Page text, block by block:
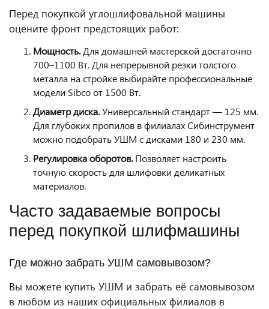
Перед покупкой углошлифовальной машины
оцените фронт предстоящих работ:
Мощность.Для домашней мастерской достаточно
700–1100 Вт. Для непрерывной резки толстого
металла на стройке выбирайте профессиональные
модели Sibco от 1500 Вт.
Диаметр диска.Универсальный стандарт — 125 мм.
Для глубоких пропилов в филиалах Сибинструмент
можно подобрать УШМ с дисками 180 и 230 мм.
Регулировка оборотов.Позволяет настроить
точную скорость для шлифовки деликатных
материалов.
Часто задаваемые вопросы
перед покупкой шлифмашины
Где можно забрать УШМ самовывозом?
Вы можете купить УШМ и забрать её самовывозом
в любом из наших официальных филиалов в